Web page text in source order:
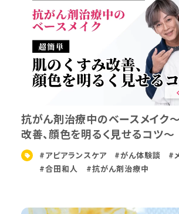
抗がん剤治療中のベースメイク
改善、顔色を明るく見せるコツ～
#アピアランスケア #がん体験談
#
#合田和人
#抗がん剤治療中